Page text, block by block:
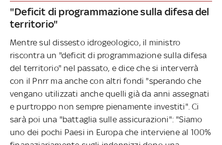
"Deficit di programmazione sulla difesa del
territorio"
Mentre sul dissesto idrogeologico, il ministro
riscontra un "deficit di programmazione sulla difesa
del territorio" nel passato, e dice che si interverrà
con il Pnrr ma anche con altri fondi "sperando che
vengano utilizzati anche quelli già da anni assegnati
e purtroppo non sempre pienamente investiti". Ci
sarà poi una "battaglia sulle assicurazioni": "Siamo
uno dei pochi Paesi in Europa che interviene al 100%